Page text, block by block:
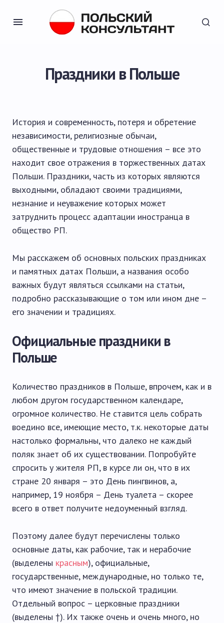
Праздники в Польше
История и современность, потеря и обретение
независимости, религиозные обычаи,
общественные и трудовые отношения – все это
находит свое отражения в торжественных датах
Польши. Праздники, часть из которых являются
выходными, обладают своими традициями,
незнание и неуважение которых может
затруднить процесс адаптации иностранца в
общество РП.
Мы расскажем об основных польских праздниках
и памятных датах Польши, а названия особо
важных будут являться ссылками на статьи,
подробно рассказывающие о том или ином дне –
его значении и традициях.
Официальные праздники в
Польше
Количество праздников в Польше, впрочем, как и в
любом другом государственном календаре,
огромное количество. Не ставится цель собрать
воедино все, имеющие место, т.к. некоторые даты
настолько формальны, что далеко не каждый
поляк знает об их существовании. Попробуйте
спросить у жителя РП, в курсе ли он, что в их
стране 20 января – это День пингвинов, а,
например, 19 ноября – День туалета – скорее
всего в ответ получите недоуменный взгляд.
Поэтому далее будут перечислены только
основные даты, как рабочие, так и нерабочие
(выделены красным), официальные,
государственные, международные, но только те,
что имеют значение в польской традиции.
Отдельный вопрос – церковные праздники
(выделены †). Их также очень и очень много, но